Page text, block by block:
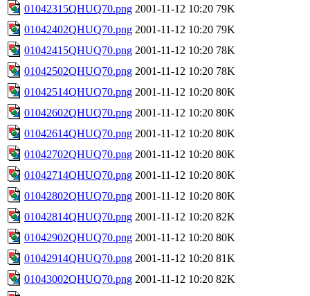
01042315QHUQ70.png 2001-11-12 10:20 79K
01042402QHUQ70.png 2001-11-12 10:20 79K
01042415QHUQ70.png 2001-11-12 10:20 78K
01042502QHUQ70.png 2001-11-12 10:20 78K
01042514QHUQ70.png 2001-11-12 10:20 80K
01042602QHUQ70.png 2001-11-12 10:20 80K
01042614QHUQ70.png 2001-11-12 10:20 80K
01042702QHUQ70.png 2001-11-12 10:20 80K
01042714QHUQ70.png 2001-11-12 10:20 80K
01042802QHUQ70.png 2001-11-12 10:20 80K
01042814QHUQ70.png 2001-11-12 10:20 82K
01042902QHUQ70.png 2001-11-12 10:20 80K
01042914QHUQ70.png 2001-11-12 10:20 81K
01043002QHUQ70.png 2001-11-12 10:20 82K